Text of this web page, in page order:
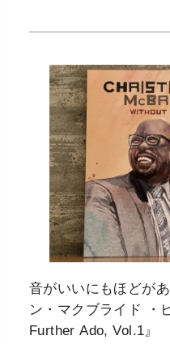
音がいいにもほどが
ン・マクブライド ・
Further Ado, Vol.1』